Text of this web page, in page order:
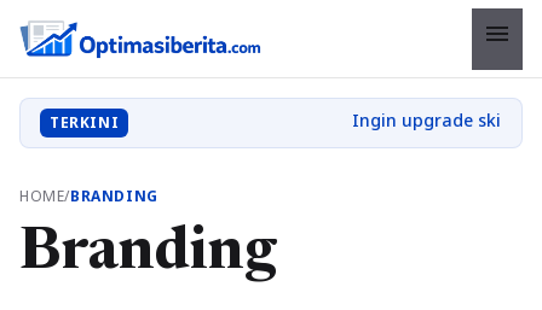
menu
TERKINI
HOME/BRANDING
Branding